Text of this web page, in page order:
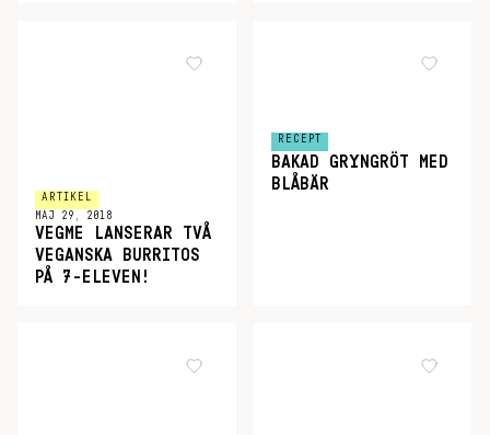
ARTIKEL
MAJ 29, 2018
VEGME LANSERAR TVÅ
VEGANSKA BURRITOS
PÅ 7-ELEVEN!
RECEPT
BAKAD GRYNGRÖT MED
BLÅBÄR